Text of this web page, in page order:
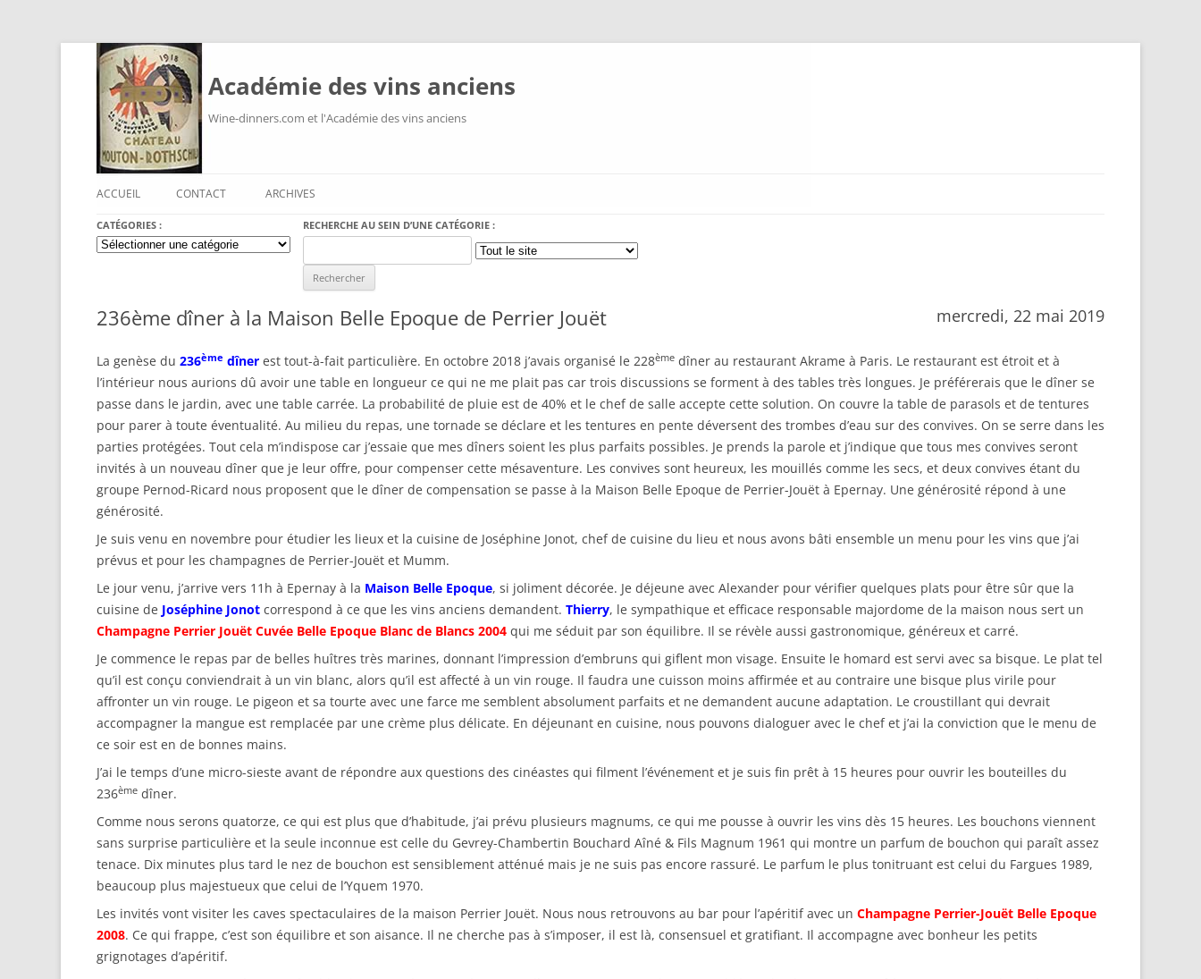
Académie des vins anciens
Wine-dinners.com et l'Académie des vins anciens
ACCUEIL CONTACT ARCHIVES
CATÉGORIES :
Catégories
:
RECHERCHE AU SEIN D’UNE CATÉGORIE :
for:
236ème dîner à la Maison Belle Epoque de Perrier Jouët mercredi, 22 mai 2019
La genèse du 236ème dîner est tout-à-fait particulière. En octobre 2018 j’avais organisé le 228ème dîner au restaurant Akrame à Paris. Le restaurant est étroit et à
l’intérieur nous aurions dû avoir une table en longueur ce qui ne me plait pas car trois discussions se forment à des tables très longues. Je préférerais que le dîner se
passe dans le jardin, avec une table carrée. La probabilité de pluie est de 40% et le chef de salle accepte cette solution. On couvre la table de parasols et de tentures
pour parer à toute éventualité. Au milieu du repas, une tornade se déclare et les tentures en pente déversent des trombes d’eau sur des convives. On se serre dans les
parties protégées. Tout cela m’indispose car j’essaie que mes dîners soient les plus parfaits possibles. Je prends la parole et j’indique que tous mes convives seront
invités à un nouveau dîner que je leur offre, pour compenser cette mésaventure. Les convives sont heureux, les mouillés comme les secs, et deux convives étant du
groupe Pernod-Ricard nous proposent que le dîner de compensation se passe à la Maison Belle Epoque de Perrier-Jouët à Epernay. Une générosité répond à une
générosité.
Je suis venu en novembre pour étudier les lieux et la cuisine de Joséphine Jonot, chef de cuisine du lieu et nous avons bâti ensemble un menu pour les vins que j’ai
prévus et pour les champagnes de Perrier-Jouët et Mumm.
Le jour venu, j’arrive vers 11h à Epernay à la Maison Belle Epoque, si joliment décorée. Je déjeune avec Alexander pour vérifier quelques plats pour être sûr que la
cuisine de Joséphine Jonot correspond à ce que les vins anciens demandent. Thierry, le sympathique et efficace responsable majordome de la maison nous sert un
Champagne Perrier Jouët Cuvée Belle Epoque Blanc de Blancs 2004 qui me séduit par son équilibre. Il se révèle aussi gastronomique, généreux et carré.
Je commence le repas par de belles huîtres très marines, donnant l’impression d’embruns qui giflent mon visage. Ensuite le homard est servi avec sa bisque. Le plat tel
qu’il est conçu conviendrait à un vin blanc, alors qu’il est affecté à un vin rouge. Il faudra une cuisson moins affirmée et au contraire une bisque plus virile pour
affronter un vin rouge. Le pigeon et sa tourte avec une farce me semblent absolument parfaits et ne demandent aucune adaptation. Le croustillant qui devrait
accompagner la mangue est remplacée par une crème plus délicate. En déjeunant en cuisine, nous pouvons dialoguer avec le chef et j’ai la conviction que le menu de
ce soir est en de bonnes mains.
J’ai le temps d’une micro-sieste avant de répondre aux questions des cinéastes qui filment l’événement et je suis fin prêt à 15 heures pour ouvrir les bouteilles du
236ème dîner.
Comme nous serons quatorze, ce qui est plus que d’habitude, j’ai prévu plusieurs magnums, ce qui me pousse à ouvrir les vins dès 15 heures. Les bouchons viennent
sans surprise particulière et la seule inconnue est celle du Gevrey-Chambertin Bouchard Aîné & Fils Magnum 1961 qui montre un parfum de bouchon qui paraît assez
tenace. Dix minutes plus tard le nez de bouchon est sensiblement atténué mais je ne suis pas encore rassuré. Le parfum le plus tonitruant est celui du Fargues 1989,
beaucoup plus majestueux que celui de l’Yquem 1970.
Les invités vont visiter les caves spectaculaires de la maison Perrier Jouët. Nous nous retrouvons au bar pour l’apéritif avec un Champagne Perrier-Jouët Belle Epoque
2008. Ce qui frappe, c’est son équilibre et son aisance. Il ne cherche pas à s’imposer, il est là, consensuel et gratifiant. Il accompagne avec bonheur les petits
grignotages d’apéritif.